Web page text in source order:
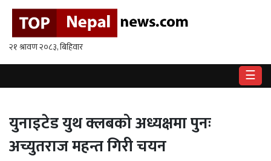
☰
गृहपृष्ठ
राजनीति
अर्थ
खेलकुद
युनाइटेड युथ क्लबको अध्यक्षमा पुनः
अच्युतराज महन्त गिरी चयन